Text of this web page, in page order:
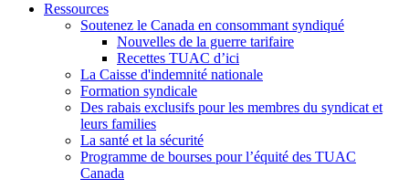
Ressources
Soutenez le Canada en consommant syndiqué
Nouvelles de la guerre tarifaire
Recettes TUAC d’ici
La Caisse d'indemnité nationale
Formation syndicale
Des rabais exclusifs pour les membres du syndicat et
leurs families
La santé et la sécurité
Programme de bourses pour l’équité des TUAC
Canada